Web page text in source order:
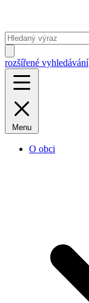
rozšířené vyhledávání
Menu
O obci